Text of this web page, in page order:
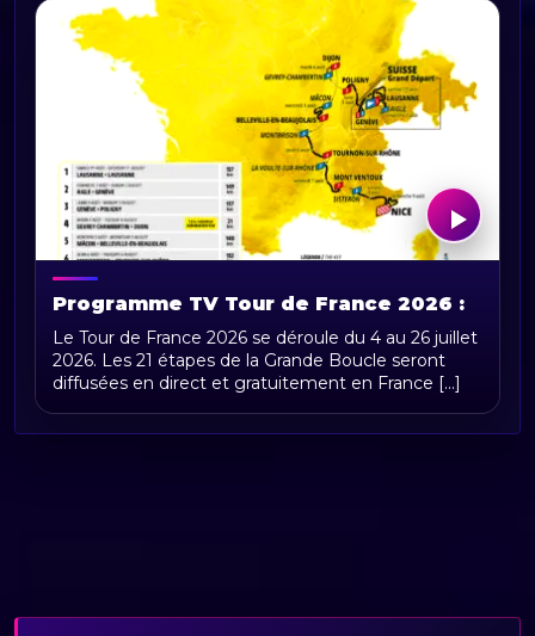
Programme TV Tour de France 2026 :
horaires, chaînes et diffusion en direct
Le Tour de France 2026 se déroule du 4 au 26 juillet
2026. Les 21 étapes de la Grande Boucle seront
diffusées en direct et gratuitement en France [...]